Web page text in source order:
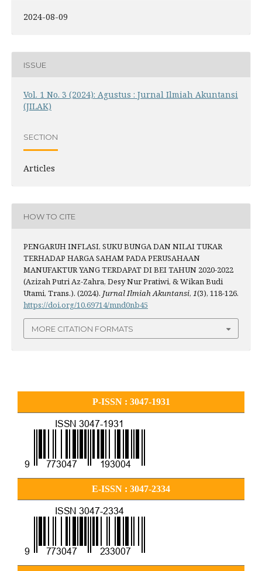
2024-08-09
ISSUE
Vol. 1 No. 3 (2024): Agustus : Jurnal Ilmiah Akuntansi
(JILAK)
SECTION
Articles
HOW TO CITE
PENGARUH INFLASI, SUKU BUNGA DAN NILAI TUKAR
TERHADAP HARGA SAHAM PADA PERUSAHAAN
MANUFAKTUR YANG TERDAPAT DI BEI TAHUN 2020-2022
(Azizah Putri Az-Zahra, Desy Nur Pratiwi, & Wikan Budi
Utami, Trans.). (2024). Jurnal Ilmiah Akuntansi, 1(3), 118-126.
https://doi.org/10.69714/mnd0nb45
MORE CITATION FORMATS
P-ISSN : 3047-1931
E-ISSN : 3047-2334